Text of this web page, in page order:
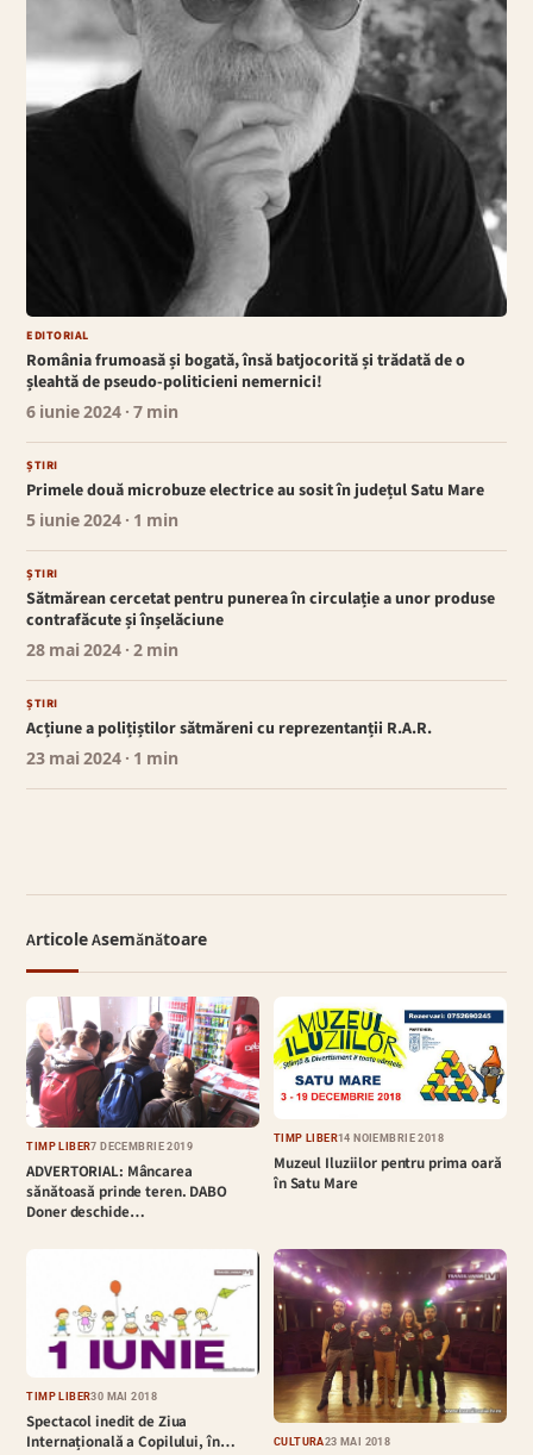
EDITORIAL
România frumoasă și bogată, însă batjocorită și trădată de o
șleahtă de pseudo-politicieni nemernici!
6 iunie 2024 · 7 min
ȘTIRI
Primele două microbuze electrice au sosit în județul Satu Mare
5 iunie 2024 · 1 min
ȘTIRI
Sătmărean cercetat pentru punerea în circulație a unor produse
contrafăcute și înșelăciune
28 mai 2024 · 2 min
ȘTIRI
Acțiune a polițiștilor sătmăreni cu reprezentanții R.A.R.
23 mai 2024 · 1 min
Articole Asemănătoare
TIMP LIBER7 DECEMBRIE 2019
ADVERTORIAL: Mâncarea
sănătoasă prinde teren. DABO
Doner deschide…
TIMP LIBER14 NOIEMBRIE 2018
Muzeul Iluziilor pentru prima oară
în Satu Mare
TIMP LIBER30 MAI 2018
Spectacol inedit de Ziua
Internațională a Copilului, în…
CULTURĂ23 MAI 2018